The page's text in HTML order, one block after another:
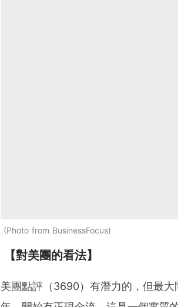
Photo from BusinessFocus
【對美團的看法】
美團點評（3690）有潛力的，但最